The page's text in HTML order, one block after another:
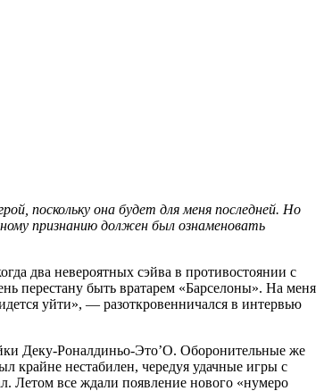
поскольку она будет для меня последней. Но
признанию должен был ознаменовать
два невероятных сэйва в противостоянии с
перестану быть вратарем «Барселоны». На меня
уйти», — разоткровенничался в интервью
Деку-Роналдиньо-Это’О. Оборонительные же
крайне нестабилен, чередуя удачные игры с
Летом все ждали появление нового «нумеро